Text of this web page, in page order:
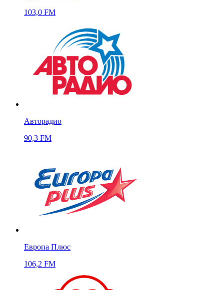
103,0 FM
Авторадио
90,3 FM
Европа Плюс
106,2 FM